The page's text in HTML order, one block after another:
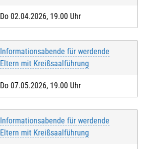
Do 02.04.2026, 19.00 Uhr
Informationsabende für werdende
Eltern mit Kreißsaalführung
Do 07.05.2026, 19.00 Uhr
Informationsabende für werdende
Eltern mit Kreißsaalführung